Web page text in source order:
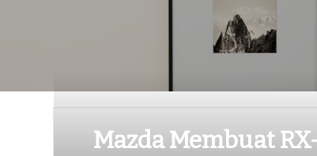
Mazda Membuat